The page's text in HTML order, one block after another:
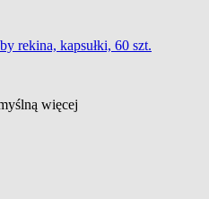
rekina, kapsułki, 60 szt.
więcej